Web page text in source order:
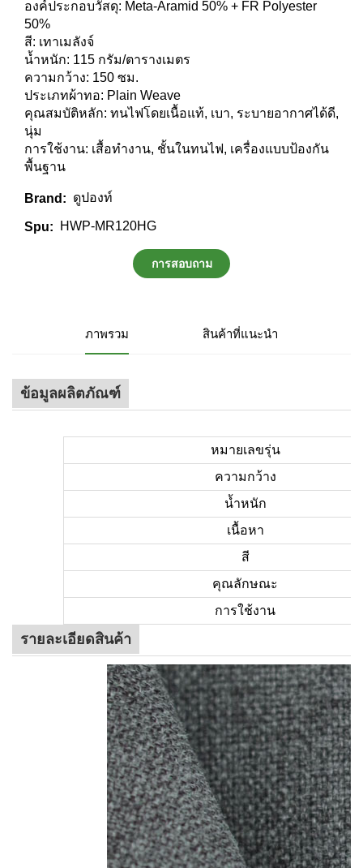
องค์ประกอบวัสดุ: Meta-Aramid 50% + FR Polyester
50%
สี: เทาเมลังจ์
น้ำหนัก: 115 กรัม/ตารางเมตร
ความกว้าง: 150 ซม.
ประเภทผ้าทอ: Plain Weave
คุณสมบัติหลัก: ทนไฟโดยเนื้อแท้, เบา, ระบายอากาศได้ดี,
นุ่ม
การใช้งาน: เสื้อทำงาน, ชั้นในทนไฟ, เครื่องแบบป้องกัน
พื้นฐาน
Brand: ดูปองท์
Spu: HWP-MR120HG
การสอบถาม
ภาพรวม สินค้าที่แนะนำ
ข้อมูลผลิตภัณฑ์
หมายเลขรุ่น
ความกว้าง
น้ำหนัก
เนื้อหา
สี
คุณลักษณะ
การใช้งาน
รายละเอียดสินค้า